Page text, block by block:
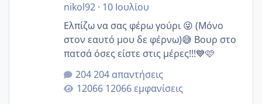
nikol92· 10 Ιουλίου
Ελπίζω να σας φέρω γούρι 😜 (Μόνο
στον εαυτό μου δε φέρνω)😅 Βουρ στο
πατσά όσες είστε στις μέρες!!!💙🩷
204 απαντήσεις
12066 εμφανίσεις